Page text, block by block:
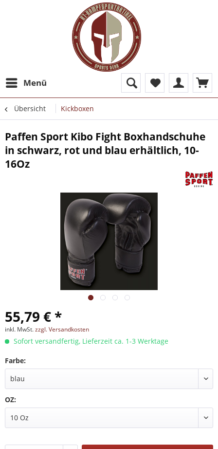
Menü
Übersicht Kickboxen
Paffen Sport Kibo Fight Boxhandschuhe
in schwarz, rot und blau erhältlich, 10-
16Oz
55,79 € *
inkl. MwSt.zzgl. Versandkosten
Sofort versandfertig, Lieferzeit ca. 1-3 Werktage
Farbe:
OZ: